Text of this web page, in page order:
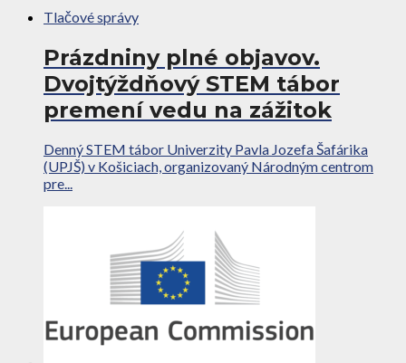
Tlačové správy
Prázdniny plné objavov.
Dvojtýždňový STEM tábor
premení vedu na zážitok
Denný STEM tábor Univerzity Pavla Jozefa Šafárika
(UPJŠ) v Košiciach, organizovaný Národným centrom
pre...